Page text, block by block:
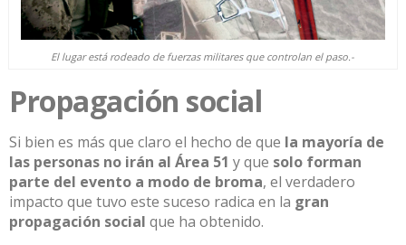
El lugar está rodeado de fuerzas militares que controlan el paso.-
Propagación social
Si bien es más que claro el hecho de que la mayoría de
las personas no irán al Área 51 y que solo forman
parte del evento a modo de broma, el verdadero
impacto que tuvo este suceso radica en la gran
propagación social que ha obtenido.